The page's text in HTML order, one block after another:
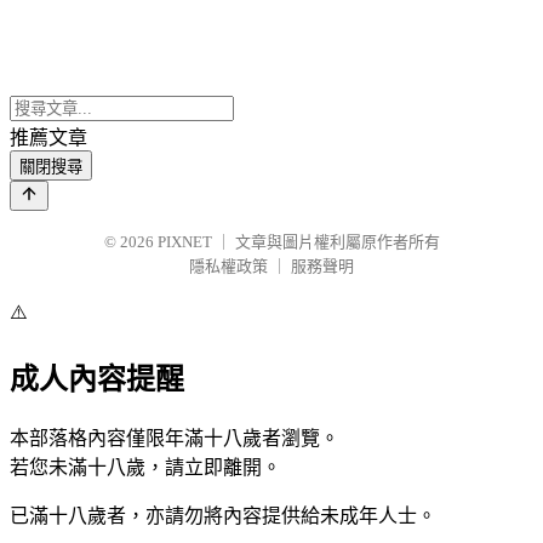
推薦文章
關閉搜尋
© 2026 PIXNET
文章與圖片權利屬原作者所有
隱私權政策
服務聲明
⚠️
成人內容提醒
本部落格內容僅限年滿十八歲者瀏覽。
若您未滿十八歲，請立即離開。
已滿十八歲者，亦請勿將內容提供給未成年人士。